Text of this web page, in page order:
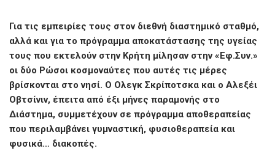
ce
b
o
o
k
tt
er
ail er at
s
A
p
p
se
n
g
er
Για τις εμπειρίες τους στον διεθνή διαστημικό σταθμό,
αλλά και για το πρόγραμμα αποκατάστασης της υγείας
τους που εκτελούν στην Κρήτη μίλησαν στην «Εφ.Συν.»
οι δύο Ρώσοι κοσμοναύτες που αυτές τις μέρες
βρίσκονται στο νησί. Ο Ολεγκ Σκρίποτσκα και ο Αλεξέι
Οβτσίνιν, έπειτα από έξι μήνες παραμονής στο
Διάστημα, συμμετέχουν σε πρόγραμμα αποθεραπείας
που περιλαμβάνει γυμναστική, φυσιοθεραπεία και
φυσικά… διακοπές.